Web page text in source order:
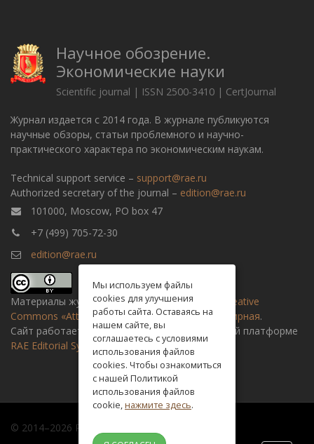
Научное обозрение.
Экономические науки
Scientific journal | ISSN 2500-3410 | CertJournal
Журнал издается с 2014 года. В журнале публикуются
научные обзоры, статьи проблемного и научно-
практического характера по экономическим наукам.
Technical support service – support@rae.ru
Authorized secretary of the journal – edition@rae.ru
101000, Moscow, PO box 47
+7 (499) 705-72-30
edition@rae.ru
Материалы журнала доступны полицензии Creative
Commons «Attribution» («Атрибуция») 4.0 Всемирная.
Сайт работает на универсальной издательской платформе
RAE Editorial System
© 2014–2026 Russian academy of natural history
Мы используем файлы
cookies для улучшения
работы сайта. Оставаясь на
нашем сайте, вы
соглашаетесь с условиями
использования файлов
cookies. Чтобы ознакомиться
с нашей Политикой
использования файлов
cookie,нажмите здесь.